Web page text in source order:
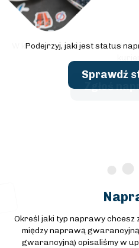
W kilku prostych krokach zgłoś
Zgłoś
Podejrzyj, jaki jest status
Sprawdź
Określ jaki typ naprawy chcesz
między naprawą
gwarancyjną) opisaliśmy w